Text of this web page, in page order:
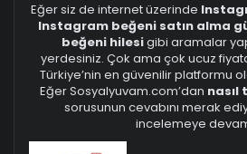
Eğer siz de internet üzerinde
Instagram beğeni satın alma
beğeni hilesigibi aramalar
yerdesiniz. Çok ama çok ucuz
Türkiye’nin en güvenilir platformu
Eğer Sosyalyuvam.com’dan nasıl
sorusunun cevabını merak
incelemeye